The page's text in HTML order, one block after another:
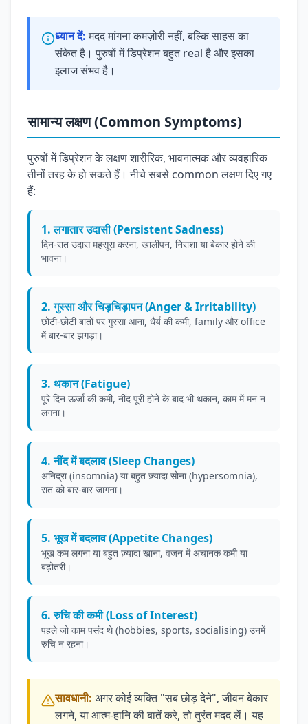
ध्यान दें: मदद मांगना कमज़ोरी नहीं, बल्कि साहस का
संकेत है। पुरुषों में डिप्रेशन बहुत real है और इसका
इलाज संभव है।
सामान्य लक्षण (Common Symptoms)
पुरुषों में डिप्रेशन के लक्षण शारीरिक, भावनात्मक और व्यवहारिक
तीनों तरह के हो सकते हैं। नीचे सबसे common लक्षण दिए गए
हैं:
1. लगातार उदासी (Persistent Sadness)
दिन-रात उदास महसूस करना, खालीपन, निराशा या बेकार होने की
भावना।
2. गुस्सा और चिड़चिड़ापन (Anger & Irritability)
छोटी-छोटी बातों पर गुस्सा आना, धैर्य की कमी, family और office
में बार-बार झगड़ा।
3. थकान (Fatigue)
पूरे दिन ऊर्जा की कमी, नींद पूरी होने के बाद भी थकान, काम में मन न
लगना।
4. नींद में बदलाव (Sleep Changes)
अनिद्रा (insomnia) या बहुत ज़्यादा सोना (hypersomnia),
रात को बार-बार जागना।
5. भूख में बदलाव (Appetite Changes)
भूख कम लगना या बहुत ज़्यादा खाना, वजन में अचानक कमी या
बढ़ोतरी।
6. रुचि की कमी (Loss of Interest)
पहले जो काम पसंद थे (hobbies, sports, socialising) उनमें
रुचि न रहना।
सावधानी: अगर कोई व्यक्ति "सब छोड़ देने", जीवन बेकार
लगने, या आत्म-हानि की बातें करे, तो तुरंत मदद लें। यह